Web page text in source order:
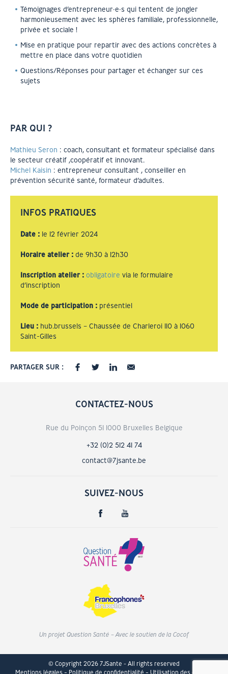
Témoignages d’entrepreneur·e·s qui tentent de jongler
harmonieusement avec les sphères familiale, professionnelle,
privée et sociale !
Mise en pratique pour repartir avec des actions concrètes à
mettre en place dans votre quotidien
Questions/Réponses pour partager et échanger sur ces
sujets
PAR QUI ?
Mathieu Seron : coach, consultant et formateur spécialisé dans
le secteur créatif ,coopératif et innovant.
Michel Kaisin : entrepreneur consultant , conseiller en
prévention sécurité santé, formateur d’adultes.
INFOS PRATIQUES
Date : le 12 février 2024
Horaire atelier : de 9h30 à 12h30
Inscription atelier : obligatoire via le formulaire
d’inscription
Mode de participation : présentiel
Lieu : hub.brussels – Chaussée de Charleroi 110 à 1060
Saint-Gilles
PARTAGER SUR :
CONTACTEZ-NOUS
Rue du Poinçon 51 1000 Bruxelles Belgique
+32 (0)2 512 41 74
contact@7jsante.be
SUIVEZ-NOUS
Un projet Question Santé – Avec le soutien de la Cocof
© Copyright 2026 7JSante - All rights reserved
Mentions légales
Politique de confidentialité Utilisation des cookies